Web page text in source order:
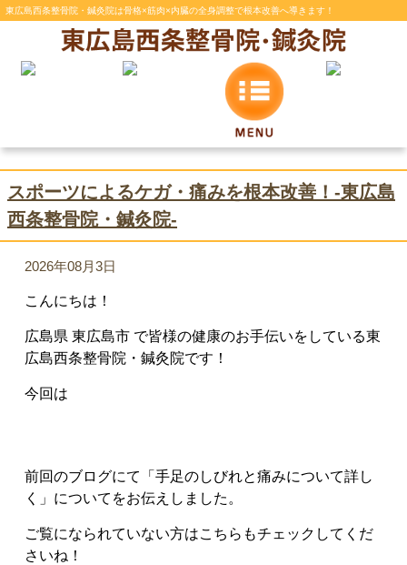
東広島西条整骨院・鍼灸院は骨格×筋肉×内臓の全身調整で根本改善へ導きます！
スポーツによるケガ・痛みを根本改善！-東広島
西条整骨院・鍼灸院-
2026年08月3日
こんにちは！
広島県 東広島市 で皆様の健康のお手伝いをしている東
広島西条整骨院・鍼灸院です！
今回は
前回のブログにて
「手足のしびれと痛みについて詳し
く
」についてをお伝えしました。
ご覧になられていない方はこちらもチェックしてくだ
さいね！